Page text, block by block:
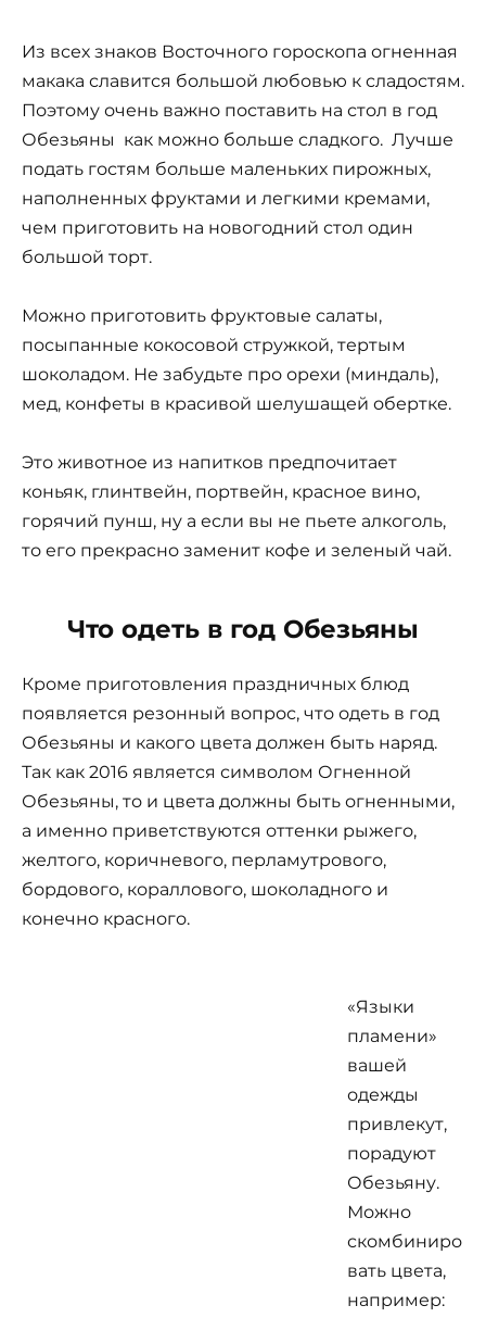
Из всех знаков Восточного гороскопа огненная
макака славится большой любовью к сладостям.
Поэтому очень важно поставить на стол в год
Обезьяны как можно больше сладкого. Лучше
подать гостям больше маленьких пирожных,
наполненных фруктами и легкими кремами,
чем приготовить на новогодний стол один
большой торт.
Можно приготовить фруктовые салаты,
посыпанные кокосовой стружкой, тертым
шоколадом. Не забудьте про орехи (миндаль),
мед, конфеты в красивой шелушащей обертке.
Это животное из напитков предпочитает
коньяк, глинтвейн, портвейн, красное вино,
горячий пунш, ну а если вы не пьете алкоголь,
то его прекрасно заменит кофе и зеленый чай.
Что одеть в год Обезьяны
Кроме приготовления праздничных блюд
появляется резонный вопрос, что одеть в год
Обезьяны и какого цвета должен быть наряд.
Так как 2016 является символом Огненной
Обезьяны, то и цвета должны быть огненными,
а именно приветствуются оттенки рыжего,
желтого, коричневого, перламутрового,
бордового, кораллового, шоколадного и
конечно красного.
«Языки
пламени»
вашей
одежды
привлекут,
порадуют
Обезьяну.
Можно
скомбиниро
вать цвета,
например: